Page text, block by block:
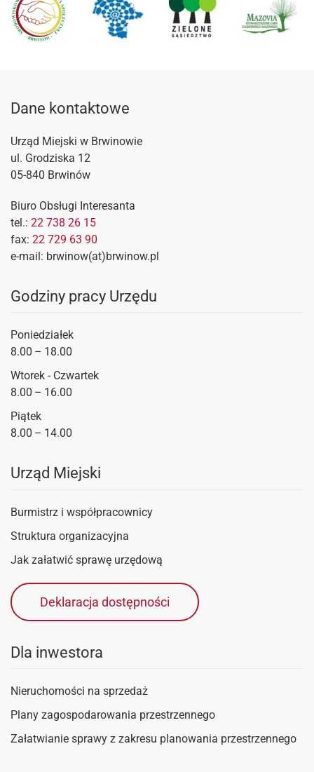
Dane kontaktowe
Urząd Miejski w Brwinowie
ul. Grodziska 12
05-840 Brwinów
Biuro Obsługi Interesanta
tel.: 22 738 26 15
fax: 22 729 63 90
e-mail: brwinow(at)brwinow.pl
Godziny pracy Urzędu
Poniedziałek
8.00 – 18.00
Wtorek - Czwartek
8.00 – 16.00
Piątek
8.00 – 14.00
Urząd Miejski
Burmistrz i współpracownicy
Struktura organizacyjna
Jak załatwić sprawę urzędową
Deklaracja dostępności
Dla inwestora
Nieruchomości na sprzedaż
Plany zagospodarowania przestrzennego
Załatwianie sprawy z zakresu planowania przestrzennego